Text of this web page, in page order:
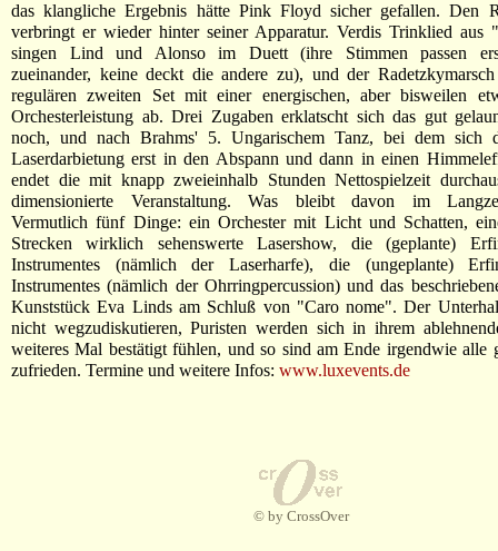
das klangliche Ergebnis hätte Pink Floyd sicher gefallen. Den
verbringt er wieder hinter seiner Apparatur. Verdis Trinklied aus
singen Lind und Alonso im Duett (ihre Stimmen passen
zueinander, keine deckt die andere zu), und der
regulären zweiten Set mit einer energischen, aber bisweilen
Orchesterleistung ab. Drei Zugaben erklatscht sich das gut
noch, und nach Brahms' 5. Ungarischem Tanz, bei dem sich
Laserdarbietung erst in den Abspann und dann in einen
endet die mit knapp zweieinhalb Stunden Nettospielzeit
dimensionierte Veranstaltung. Was bleibt davon im
Vermutlich fünf Dinge: ein Orchester mit Licht und Schatten,
Strecken wirklich sehenswerte Lasershow, die (geplante)
Instrumentes (nämlich der Laserharfe), die (ungeplante)
Instrumentes (nämlich der Ohrringpercussion) und das
Kunststück Eva Linds am Schluß von "Caro nome". Der
nicht wegzudiskutieren, Puristen werden sich in ihrem
weiteres Mal bestätigt fühlen, und so sind am Ende irgendwie alle
zufrieden. Termine und weitere Infos: www.luxevents.de
© by CrossOver